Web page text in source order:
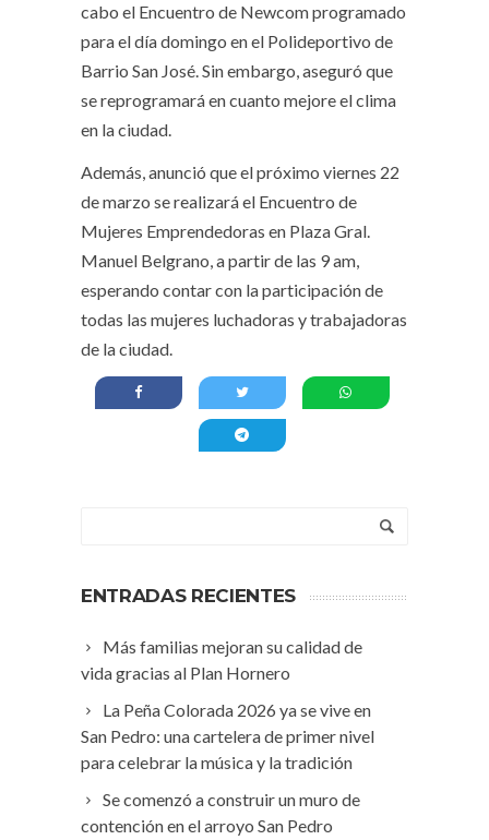
cabo el Encuentro de Newcom programado
para el día domingo en el Polideportivo de
Barrio San José. Sin embargo, aseguró que
se reprogramará en cuanto mejore el clima
en la ciudad.
Además, anunció que el próximo viernes 22
de marzo se realizará el Encuentro de
Mujeres Emprendedoras en Plaza Gral.
Manuel Belgrano, a partir de las 9 am,
esperando contar con la participación de
todas las mujeres luchadoras y trabajadoras
de la ciudad.
ENTRADAS RECIENTES
Más familias mejoran su calidad de
vida gracias al Plan Hornero
La Peña Colorada 2026 ya se vive en
San Pedro: una cartelera de primer nivel
para celebrar la música y la tradición
Se comenzó a construir un muro de
contención en el arroyo San Pedro